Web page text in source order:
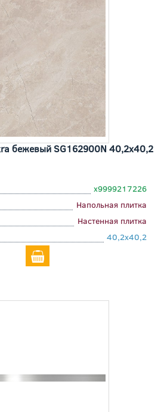
бежевый SG162900N 40,2x40,2
х9999217226
Напольная плитка
Настенная плитка
40,2x40,2